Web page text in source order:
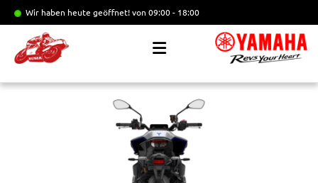
Wir haben heute geöffnet!von 09:00 - 18:00